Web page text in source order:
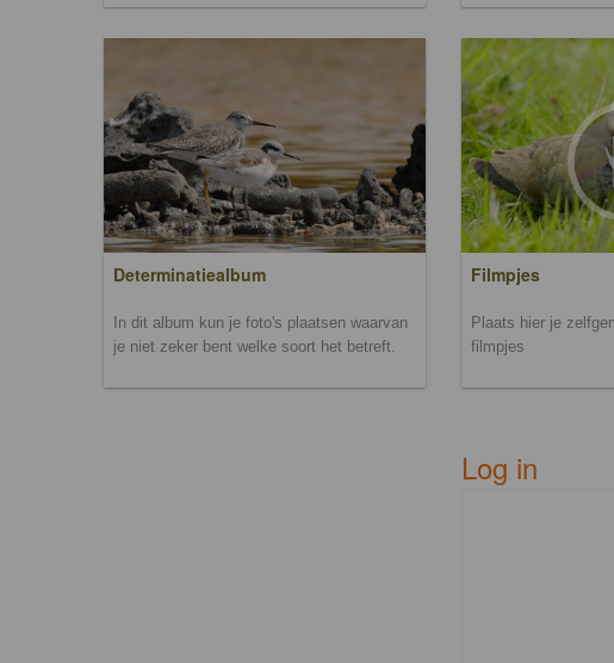
Determinatiealbum
In dit album kun je foto's plaatsen waarvan
je niet zeker bent welke soort het betreft.
Filmpjes
Plaats hier je
filmpjes
Log in